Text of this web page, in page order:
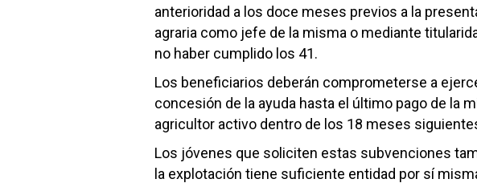
anterioridad a los doce meses previos a la
agraria como jefe de la misma o mediante
no haber cumplido los 41.
Los beneficiarios deberán comprometerse a
concesión de la ayuda hasta el último pago de la
agricultor activo dentro de los 18 meses
Los jóvenes que soliciten estas subvenciones
la explotación tiene suficiente entidad por sí